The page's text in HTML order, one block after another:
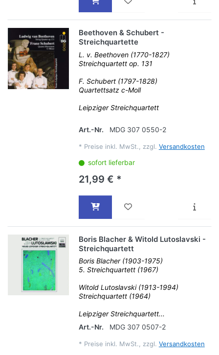
Beethoven & Schubert -
Streichquartette
L. v. Beethoven (1770-1827)
Streichquartett op. 131
F. Schubert (1797-1828)
Quartettsatz c-Moll
Leipziger Streichquartett
Art.-Nr. MDG 307 0550-2
* Preise inkl. MwSt., zzgl. Versandkosten
sofort lieferbar
21,99 € *
Boris Blacher & Witold Lutoslavski -
Streichquartett
Boris Blacher (1903-1975)
5. Streichquartett (1967)
Witold Lutoslavski (1913-1994)
Streichquartett (1964)
Leipziger Streichquartett...
Art.-Nr.
MDG 307 0507-2
* Preise inkl. MwSt., zzgl. Versandkosten